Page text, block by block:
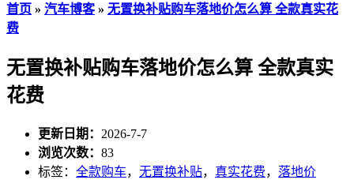
首页 » 汽车博客» 无置换补贴购车落地价怎么算 全款真实花
费
无置换补贴购车落地价怎么算 全款真实
花费
更新日期： 2026-7-7
浏览次数： 83
标签： 全款购车， 无置换补贴， 真实花费， 落地价